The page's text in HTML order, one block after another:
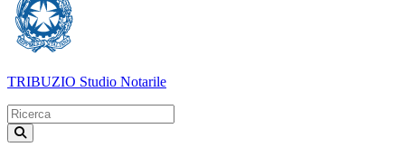
TRIBUZIO Studio Notarile